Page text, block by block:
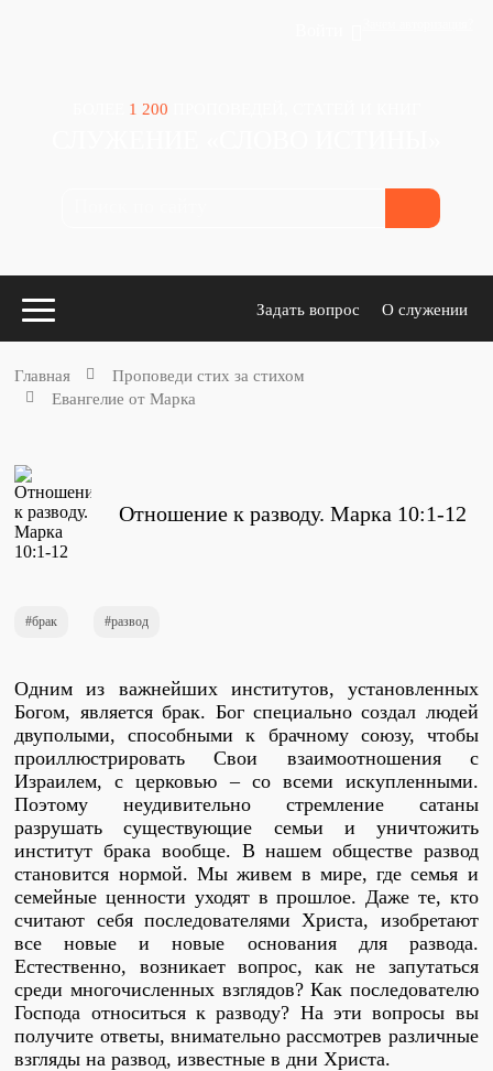
1 200
Задать вопрос О служении
Проповеди
стих за стихом
Актуальные конспекты проповедей
Тематические проповеди
Библейская школа.
Богословие
Библейская школа.
Душепопечение
Главная
Проповеди стих за стихом
Евангелие от Марка
Отношение к разводу. Марка 10:1-12
брак развод
Одним из важнейших институтов, установленных
Богом, является брак. Бог специально создал людей
двуполыми, способными к брачному союзу, чтобы
проиллюстрировать Свои взаимоотношения с
Израилем, с церковью – со всеми искупленными.
Поэтому неудивительно стремление сатаны
разрушать существующие семьи и уничтожить
институт брака вообще. В нашем обществе развод
становится нормой. Мы живем в мире, где семья и
семейные ценности уходят в прошлое. Даже те, кто
считают себя последователями Христа, изобретают
все новые и новые основания для развода.
Естественно, возникает вопрос, как не запутаться
среди многочисленных взглядов? Как последователю
Господа относиться к разводу? На эти вопросы вы
получите ответы, внимательно рассмотрев различные
взгляды на развод, известные в дни Христа.